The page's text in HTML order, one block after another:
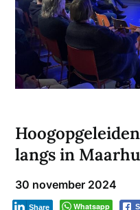
langs in
30 november 2024
Whatsapp
Share